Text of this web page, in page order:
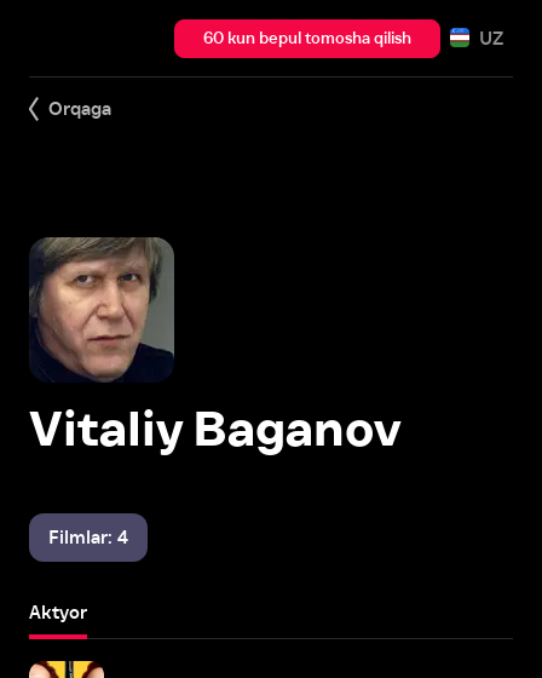
60 kun bepul tomosha qilish UZ
Orqaga
Vitaliy Baganov
Filmlar: 4
Aktyor